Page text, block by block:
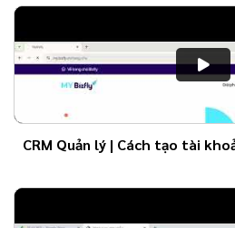
CRM Quản lý | Cách tạo tài